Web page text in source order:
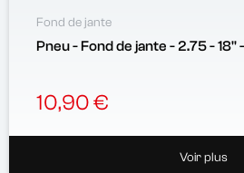
Fond de jante
Pneu - Fond de jante - 2.75 -
10,90 €
Voir plus